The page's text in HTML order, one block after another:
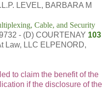
LEVEL, BARBARA M
Cable, and Security
- (D) COURTENAY 103
Law, LLC ELPENORD,
to claim the benefit of the
if the disclosure of the